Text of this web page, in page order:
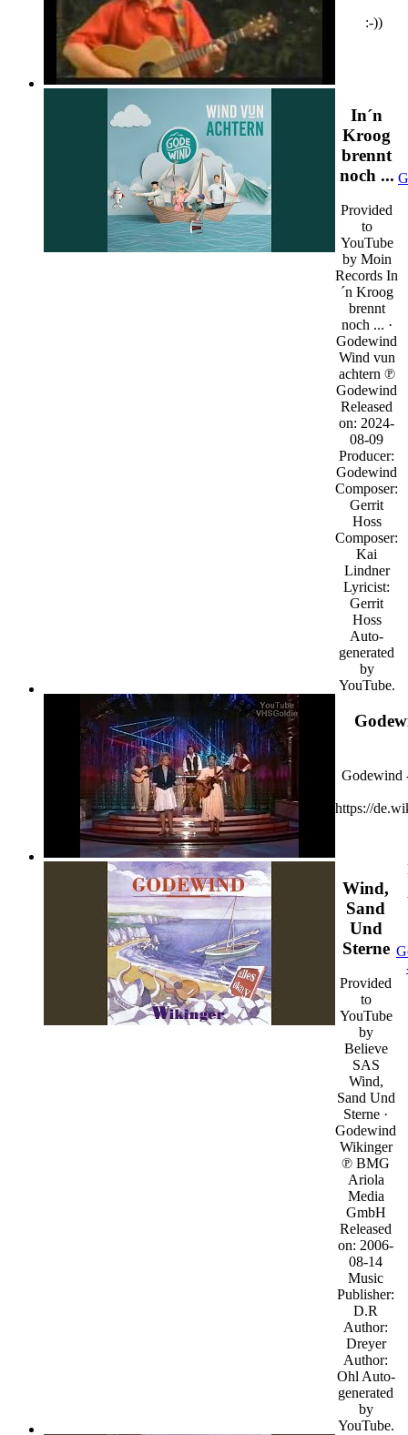
:-))
In´n
Kroog
brennt
noch ...
Provided
to
YouTube
by Moin
Records In
´n Kroog
brennt
noch ... ·
Godewind
Wind vun
achtern ℗
Godewind
Released
on: 2024-
08-09
Producer:
Godewind
Composer:
Gerrit
Hoss
Composer:
Kai
Lindner
Lyricist:
Gerrit
Hoss
Auto-
generated
by
YouTube.
Godewind
https://
Wind,
Sand
Und
Sterne
Provided
to
YouTube
by
Believe
SAS
Wind,
Sand Und
Sterne ·
Godewind
Wikinger
℗ BMG
Ariola
Media
GmbH
Released
on: 2006-
08-14
Music
Publisher:
D.R
Author:
Dreyer
Author:
Ohl Auto-
generated
by
YouTube.